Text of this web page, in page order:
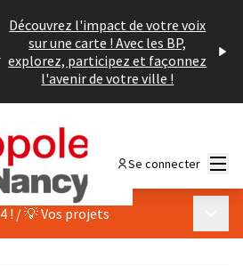
Découvrez l'impact de votre voix
sur une carte ! Avec les BP,
explorez, participez et façonnez
l'avenir de votre ville !
Se connecter
! /💡 Vos projets